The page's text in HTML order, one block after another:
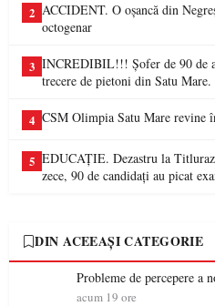
2 ACCIDENT. O oșancă din
octogenar
3 INCREDIBIL!!! Șofer de 90 de
trecere de pietoni din Satu
4 CSM Olimpia Satu Mare revine
5 EDUCAȚIE. Dezastru la
zece, 90 de candidați au picat
DIN ACEEAȘI CATEGORIE
Probleme de percepere a
acum 19 ore